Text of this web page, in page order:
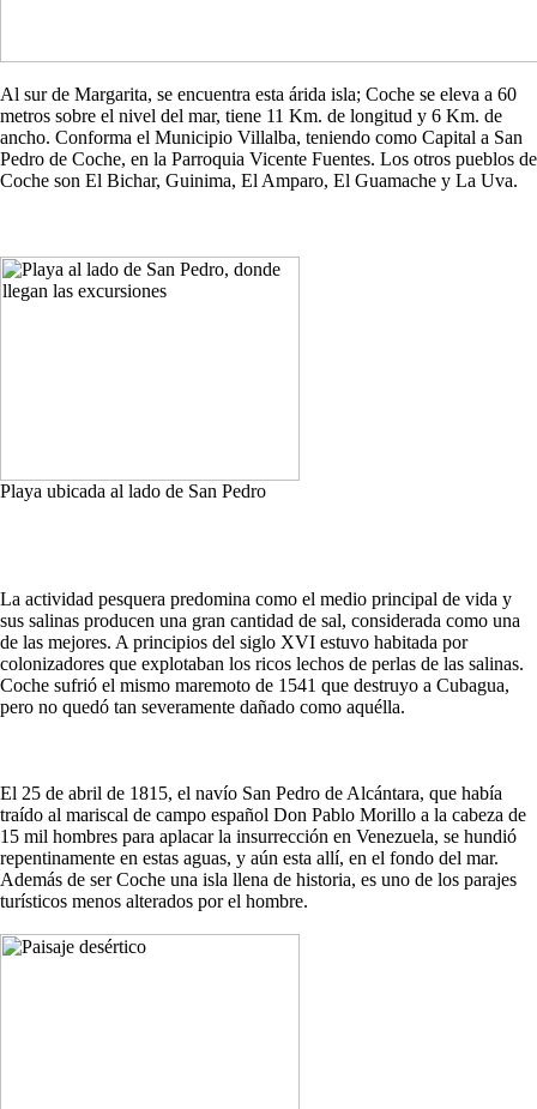
Al sur de Margarita, se encuentra esta árida isla; Coche se eleva a 60
metros sobre el nivel del mar, tiene 11 Km. de longitud y 6 Km. de
ancho. Conforma el Municipio Villalba, teniendo como Capital a San
Pedro de Coche, en la Parroquia Vicente Fuentes. Los otros pueblos de
Coche son El Bichar, Guinima, El Amparo, El Guamache y La Uva.
Playa ubicada al lado de San Pedro
La actividad pesquera predomina como el medio principal de vida y
sus salinas producen una gran cantidad de sal, considerada como una
de las mejores. A principios del siglo XVI estuvo habitada por
colonizadores que explotaban los ricos lechos de perlas de las salinas.
Coche sufrió el mismo maremoto de 1541 que destruyo a Cubagua,
pero no quedó tan severamente dañado como aquélla.
El 25 de abril de 1815, el navío San Pedro de Alcántara, que había
traído al mariscal de campo español Don Pablo Morillo a la cabeza de
15 mil hombres para aplacar la insurrección en Venezuela, se hundió
repentinamente en estas aguas, y aún esta allí, en el fondo del mar.
Además de ser Coche una isla llena de historia, es uno de los parajes
turísticos menos alterados por el hombre.